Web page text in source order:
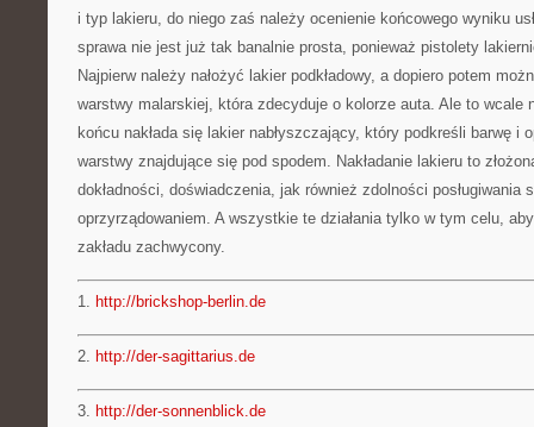
i typ lakieru, do niego zaś należy ocenienie końcowego wyniku
sprawa nie jest już tak banalnie prosta, ponieważ pistolety
Najpierw należy nałożyć lakier podkładowy, a dopiero potem
warstwy malarskiej, która zdecyduje o kolorze auta. Ale to wcale
końcu nakłada się lakier nabłyszczający, który podkreśli barwę i
warstwy znajdujące się pod spodem. Nakładanie lakieru to
dokładności, doświadczenia, jak również zdolności posługiwania
oprzyrządowaniem. A wszystkie te działania tylko w tym celu,
zakładu zachwycony.
1. http://brickshop-berlin.de
2. http://der-sagittarius.de
3. http://der-sonnenblick.de